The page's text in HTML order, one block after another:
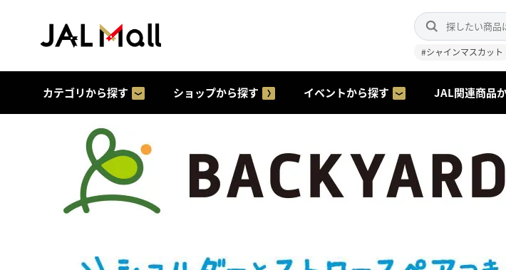
#シャインマスカット
カテゴリから探す ショップから探す イベントから探す JAL関連商品